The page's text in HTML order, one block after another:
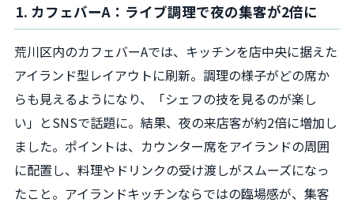
1. カフェバーA：ライブ調理で夜の集客が2倍に
荒川区内のカフェバーAでは、キッチンを店中央に据えた
アイランド型レイアウトに刷新。調理の様子がどの席か
らも見えるようになり、「シェフの技を見るのが楽し
い」とSNSで話題に。結果、夜の来店客が約2倍に増加し
ました。ポイントは、カウンター席をアイランドの周囲
に配置し、料理やドリンクの受け渡しがスムーズになっ
たこと。アイランドキッチンならではの臨場感が、集客